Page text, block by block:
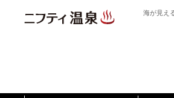
海が見え